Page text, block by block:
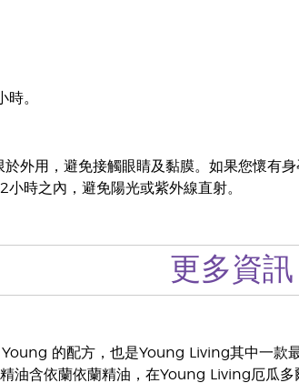
。
外用，避免接觸眼睛及黏膜。如果您懷有
時之內，避免陽光或紫外線直射。
更多資訊
的配方，也是Young Living其中一款
油含依蘭依蘭精油，在Young Living厄瓜